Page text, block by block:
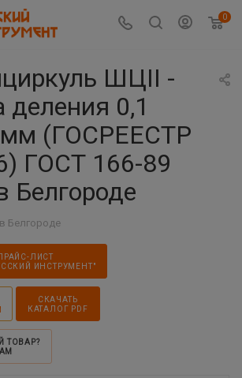
0
ШЦII -
деления 0,1
(ГОСРЕЕСТР
ГОСТ 166-89
Белгороде
Белгороде
ЛИСТ
ИНСТРУМЕНТ"
СКАЧАТЬ
КАТАЛОГ PDF
ТОВАР?